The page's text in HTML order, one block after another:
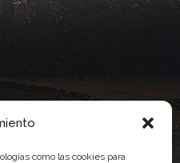
como las cookies para